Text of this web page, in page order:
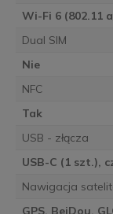
Wi-Fi 6 (802.11
Dual SIM
Nie
NFC
Tak
USB - złącza
USB-C (1 szt.),
Nawigacja
GPS, BeiDou,